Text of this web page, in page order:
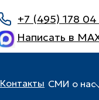
Написать в
+7 (495) 178
Контакты СМИ о нас